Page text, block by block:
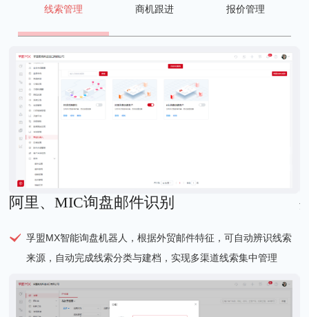
线索管理 商机跟进 报价管理
阿里、MIC询盘邮件识别
孚盟MX智能询盘机器人，根据外贸邮件特征，可自动辨识线索
来源，自动完成线索分类与建档，实现多渠道线索集中管理